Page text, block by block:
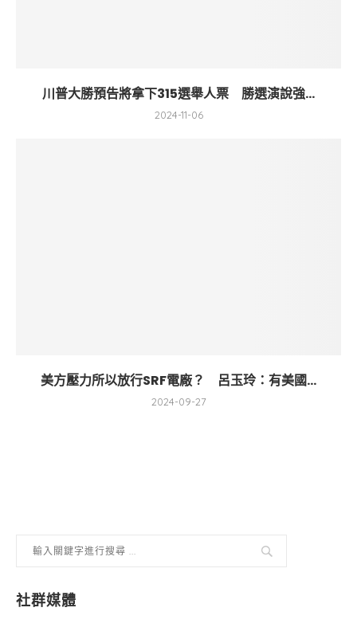
川普大勝預告將拿下315選舉人票 勝選演說強...
2024-11-06
美方壓力所以放行SRF電廠？ 呂玉玲：有美國...
2024-09-27
社群媒體